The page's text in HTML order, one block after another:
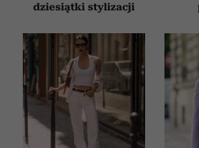
dziesiątki stylizacji